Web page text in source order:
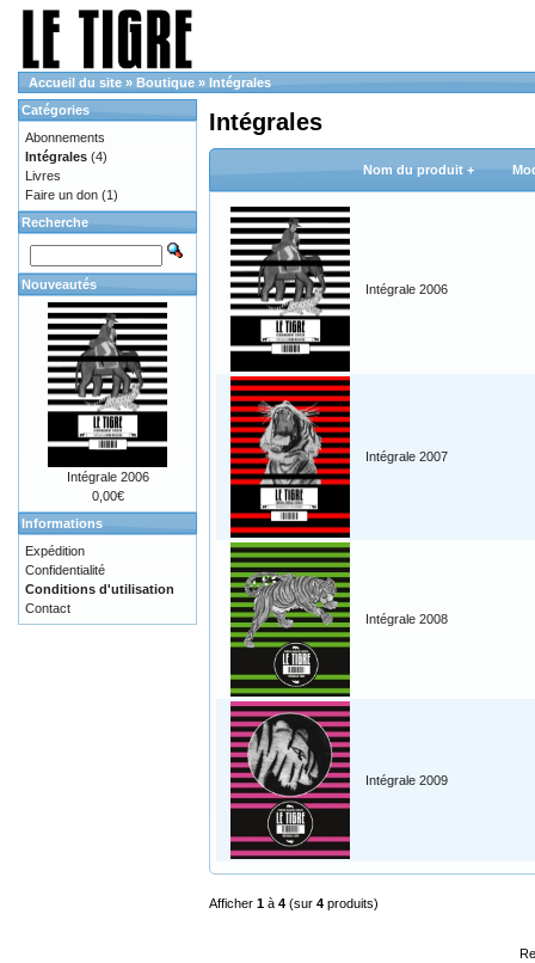
Accueil du site » Boutique » Intégrales
Intégrales
Nom du produit +
Intégrale 2006
Intégrale 2007
Intégrale 2008
Intégrale 2009
Afficher 1 à 4 (sur 4 produits)
Catégories
Abonnements
Intégrales (4)
Livres
Faire un don (1)
Recherche
Nouveautés
Intégrale 2006
0,00€
Informations
Expédition
Confidentialité
Conditions d'utilisation
Contact